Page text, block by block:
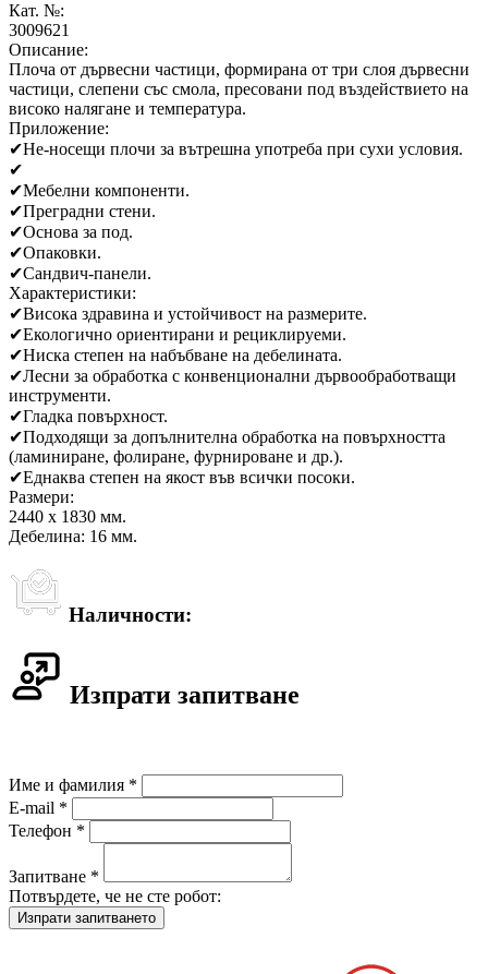
Кат. №:
3009621
Описание:
Плоча от дървесни частици, формирана от три слоя дървесни
частици, слепени със смола, пресовани под въздействието на
високо налягане и температура.
Приложение:
✔Не-носещи плочи за вътрешна употреба при сухи условия.
✔
✔Мебелни компоненти.
✔Преградни стени.
✔Основа за под.
✔Опаковки.
✔Сандвич-панели.
Характеристики:
✔Висока здравина и устойчивост на размерите.
✔Екологично ориентирани и рециклируеми.
✔Ниска степен на набъбване на дебелината.
✔Лесни за обработка с конвенционални дървообработващи
инструменти.
✔Гладка повърхност.
✔Подходящи за допълнителна обработка на повърхността
(ламиниране, фолиране, фурнироване и др.).
✔Еднаква степен на якост във всички посоки.
Размери:
2440 x 1830 мм.
Дебелина: 16 мм.
Наличности:
Изпрати запитване
Име и фамилия *
E-mail *
Телефон *
Запитване *
Потвърдете, че не сте робот: